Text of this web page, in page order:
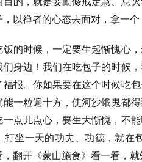
以禅者的心态去面对，拿一
饭的时候，一定要生起惭愧心
们身边！我们在吃包子的时候
福报。你如果要在这个时候吃
能一粒遍十方，使河沙饿鬼都
点儿点心，要生大惭愧，不
打坐一天的功夫、功德，就在
，翻开《蒙山施食》看一看，就